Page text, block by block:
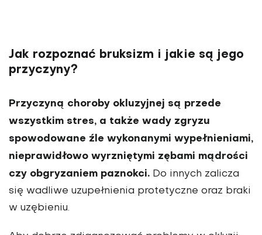
Jak rozpoznać bruksizm i jakie są jego
przyczyny?
Przyczyną choroby okluzyj­nej są przede
wszystkim stres, a także wady zgryzu
spowodo­wane źle wykonanymi wypeł­nieniami,
nieprawidłowo wyrzniętymi zębami mądrości
czy obgryzaniem paznokci. Do innych zalicza
się wadli­we uzupełnienia protetycz­ne oraz braki
w uzębieniu.